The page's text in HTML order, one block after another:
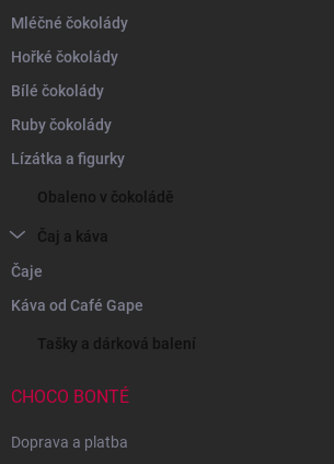
Mléčné čokolády
Hořké čokolády
Bílé čokolády
Ruby čokolády
Lízátka a figurky
Obaleno v čokoládě
Čaj a káva
Čaje
Káva od Café Gape
Tašky a dárková balení
CHOCO BONTÉ
Doprava a platba